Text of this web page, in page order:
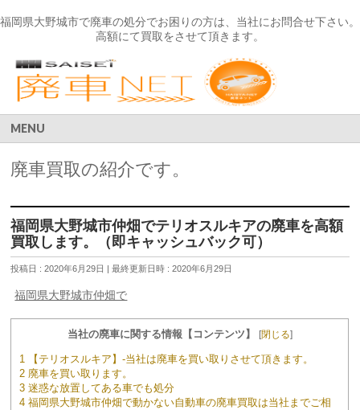
福岡県大野城市で廃車の処分でお困りの方は、当社にお問合せ下さい。
高額にて買取をさせて頂きます。
MENU
廃車買取の紹介です。
福岡県大野城市仲畑でテリオスルキアの廃車を高額
買取します。（即キャッシュバック可）
投稿日 : 2020年6月29日 最終更新日時 : 2020年6月29日
福岡県大野城市仲畑で
当社の廃車に関する情報【コンテンツ】 [閉じる]
1 【テリオスルキア】-当社は廃車を買い取りさせて頂きます。
2 廃車を買い取ります。
3 迷惑な放置してある車でも処分
4 福岡県大野城市仲畑で動かない自動車の廃車買取は当社までご相